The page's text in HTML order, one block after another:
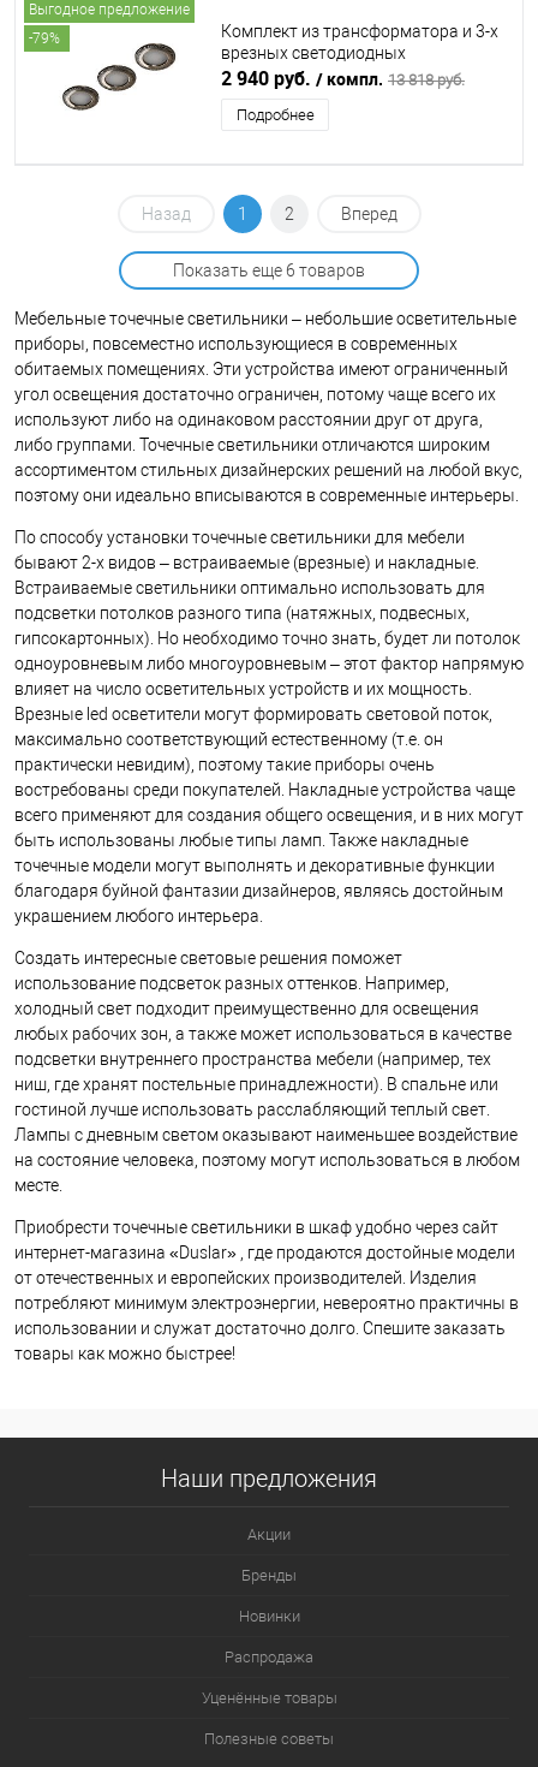
Выгодное предложение
-79%
Комплект из трансформатора и 3-х
врезных светодиодных
светильника SUN ART, 24V, теплый,
серебро FORMA E FUNZIONE
(ФОРМА Э ФУНЦИОНЕ)
2 940 руб. / компл. 13 818 руб.
Подробнее
Назад 1 2 Вперед
Показать еще 6 товаров
Мебельные точечные светильники – небольшие осветительные
приборы, повсеместно использующиеся в современных
обитаемых помещениях. Эти устройства имеют ограниченный
угол освещения достаточно ограничен, потому чаще всего их
используют либо на одинаковом расстоянии друг от друга,
либо группами. Точечные светильники отличаются широким
ассортиментом стильных дизайнерских решений на любой вкус,
поэтому они идеально вписываются в современные интерьеры.
По способу установки точечные светильники для мебели
бывают 2-х видов – встраиваемые (врезные) и накладные.
Встраиваемые светильники оптимально использовать для
подсветки потолков разного типа (натяжных, подвесных,
гипсокартонных). Но необходимо точно знать, будет ли потолок
одноуровневым либо многоуровневым – этот фактор напрямую
влияет на число осветительных устройств и их мощность.
Врезные led осветители могут формировать световой поток,
максимально соответствующий естественному (т.е. он
практически невидим), поэтому такие приборы очень
востребованы среди покупателей. Накладные устройства чаще
всего применяют для создания общего освещения, и в них могут
быть использованы любые типы ламп. Также накладные
точечные модели могут выполнять и декоративные функции
благодаря буйной фантазии дизайнеров, являясь достойным
украшением любого интерьера.
Создать интересные световые решения поможет
использование подсветок разных оттенков. Например,
холодный свет подходит преимущественно для освещения
любых рабочих зон, а также может использоваться в качестве
подсветки внутреннего пространства мебели (например, тех
ниш, где хранят постельные принадлежности). В спальне или
гостиной лучше использовать расслабляющий теплый свет.
Лампы с дневным светом оказывают наименьшее воздействие
на состояние человека, поэтому могут использоваться в любом
месте.
Приобрести точечные светильники в шкаф удобно через сайт
интернет-магазина «Duslar» , где продаются достойные модели
от отечественных и европейских производителей. Изделия
потребляют минимум электроэнергии, невероятно практичны в
использовании и служат достаточно долго. Спешите заказать
товары как можно быстрее!
Наши предложения
Акции
Бренды
Новинки
Распродажа
Уценённые товары
Полезные советы